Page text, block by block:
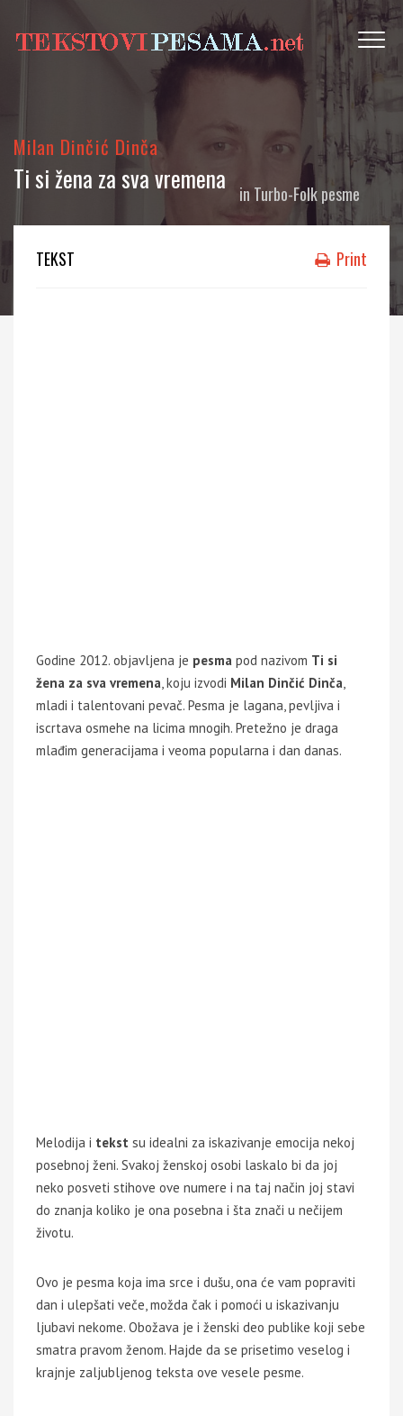
Milan Dinčić Dinča
Ti si žena za sva vremena in Turbo-Folk pesme
TEKST Print
Godine 2012. objavljena je pesma pod nazivom Ti si
žena za sva vremena, koju izvodi Milan Dinčić Dinča,
mladi i talentovani pevač. Pesma je lagana, pevljiva i
iscrtava osmehe na licima mnogih. Pretežno je draga
mlađim generacijama i veoma popularna i dan danas.
Melodija i tekst su idealni za iskazivanje emocija nekoj
posebnoj ženi. Svakoj ženskoj osobi laskalo bi da joj
neko posveti stihove ove numere i na taj način joj stavi
do znanja koliko je ona posebna i šta znači u nečijem
životu.
Ovo je pesma koja ima srce i dušu, ona će vam popraviti
dan i ulepšati veče, možda čak i pomoći u iskazivanju
ljubavi nekome. Obožava je i ženski deo publike koji sebe
smatra pravom ženom. Hajde da se prisetimo veselog i
krajnje zaljubljenog teksta ove vesele pesme.